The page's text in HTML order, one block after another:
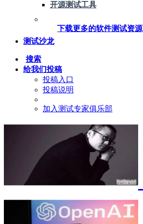
开源测试工具
下载更多的软件测试资源
测试沙龙
搜索
给我们投稿
投稿入口
投稿说明
加入测试专家俱乐部